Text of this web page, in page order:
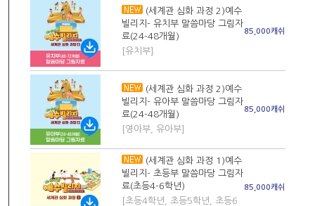
(세계관 심화 과정 2)예수
빌리지- 유치부 말씀마당 그림자
료(24-48개월)
[유치부]
85,000캐쉬
(세계관 심화 과정 2)예수
빌리지- 유아부 말씀마당 그림자
료(24-48개월)
[영아부, 유아부]
85,000캐쉬
(세계관 심화 과정 1)예수
빌리지- 초등부 말씀마당 그림자
료(초등4-6학년)
[초등4학년, 초등5학년, 초등6
85,000캐쉬